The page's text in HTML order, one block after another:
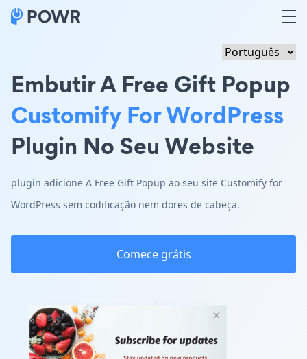
Embutir A Free Gift Popup
Customify For WordPress
Plugin No Seu Website
plugin adicione A Free Gift Popup ao seu site Customify for
WordPress sem codificação nem dores de cabeça.
Comece grátis